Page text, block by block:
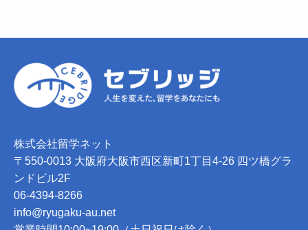
株式会社留学ネット
〒550-0013 大阪府大阪市西区新町1丁目4-26 四ツ橋グラ
ンドビル2F
06-4394-8266
info@ryugaku-au.net